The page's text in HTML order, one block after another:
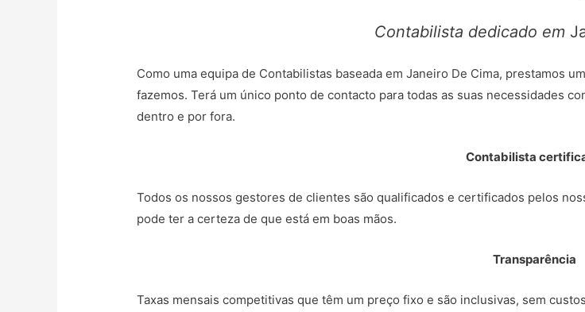
Contabilista dedicado em
Como uma equipa de Contabilistas baseada em Janeiro De Cima, prestamos
fazemos. Terá um único ponto de contacto para todas as suas necessidades
dentro e por fora.
Contabilista
Todos os nossos gestores de clientes são qualificados e certificados pelos
pode ter a certeza de que está em boas mãos.
Transparência
Taxas mensais competitivas que têm um preço fixo e são inclusivas, sem